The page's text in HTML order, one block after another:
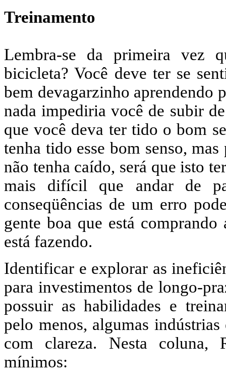
Treinamento
Lembra-se da primeira vez
bicicleta? Você deve ter se
bem devagarzinho aprendendo
nada impediria você de subir
que você deva ter tido o bom
tenha tido esse bom senso,
não tenha caído, será que isto
mais difícil que andar de
conseqüências de um erro
gente boa que está
está fazendo.
Identificar e explorar as
para investimentos de longo-
possuir as habilidades e
pelo menos, algumas
com clareza. Nesta coluna,
mínimos: